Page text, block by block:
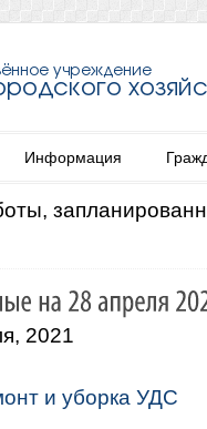
Информация
2021
и уборка УДС